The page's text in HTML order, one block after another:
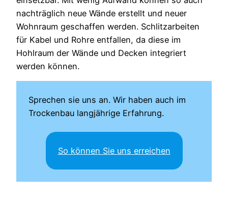
nachträglich neue Wände erstellt und neuer
Wohnraum geschaffen werden. Schlitzarbeiten
für Kabel und Rohre entfallen, da diese im
Hohlraum der Wände und Decken integriert
werden können.
Sprechen sie uns an. Wir haben auch im
Trockenbau langjährige Erfahrung.
So können Sie uns erreichen